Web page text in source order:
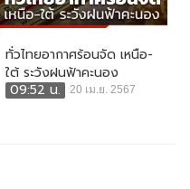
ทั่วไทยอากาศร้อนจัด เหนือ-
ใต้ ระวังฝนฟ้าคะนอง
09:52 น.
20 เม.ย. 2567